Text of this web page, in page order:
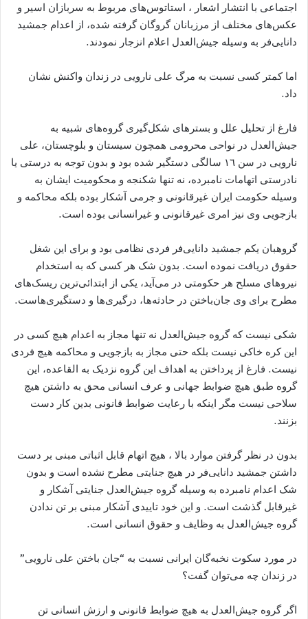
اجتماعی با انتشار اشعار ، استاتوس‌های مربوط به سربازان اسیر و
عکس‌های مختلف از مرزبانان گروگان گرفته شده‌، از اعدام جمشید
دانایی‌فر به وسیله جیش‌العدل اعلام انزجار نمودند.
اما کمتر کسی نسبت به مرگ علی نارویی در زندان واکنش نشان
داد.
فارغ از تحلیل علل و بسترهای شکل‌گیری گروه‌های شبیه به
جیش‌العدل در نواحی محرومی همچون سیستان و بلوچستان، علی
نارویی در سن ١٦ سالگی دستگیر شده بود و بدون توجه به درستی یا
نادرستی اتهامات نامبرده‌، نه تنها شکنجه و محکومیت ایشان به
وسیله حکومت ایران غیرقانونی و جرمی آشکار بوده بلکه محاکمه و
بازجویی وی نیز امری غیرقانونی و غیرانسانی بوده است.
گروهبان یکم جمشید دانایی‌فر فردی نظامی بود و برای این شغل
حقوق دریافت نموده است. بدون شک هر کسی که به استخدام
نیروهای مسلح هر حکومتی در می‌آید، یکی از ابتدائی‌ترین ریسک‌های
مطرح برای وی جان‌باختن در حادثه‌ها، درگیری‌ها و دستگیری‌هاست.
شکی نیست که گروه جیش‌العدل نه تنها مجاز به اعدام هیچ کسی در
این کره خاکی نیست بلکه حتی مجاز به بازجویی و محاکمه هیچ فردی
نیست. فارغ از پرداختن به اهداف این گروه نزدیک به القاعده‌، این
گروه طبق هیچ ضوابط جهانی و عرف انسانی محق به داشتن هیچ
سلاحی نیست مگر اینکه با رعایت ضوابط قانونی بدین کار دست
بزنند.
بدون در نظر گرفتن موارد بالا ، هیچ اتهام قابل اثباتی مبنی بر دست
داشتن جمشید دانایی‌فر در هیچ جنایتی مطرح نشده است و بدون
شک اعدام نامبرده به وسیله گروه جیش‌العدل جنایتی آشکار و
غیرقابل گذشت است. و این خود تاییدی آشکار مبنی بر تن ندادن
گروه جیش‌العدل به وظایف و حقوق انسانی است.
در مورد سکوت نخبه‌گان ایرانی نسبت به “جان باختن علی نارویی”
در زندان چه می‌توان گفت؟
اگر گروه جیش‌العدل به هیچ ضوابط قانونی و ارزش انسانی تن